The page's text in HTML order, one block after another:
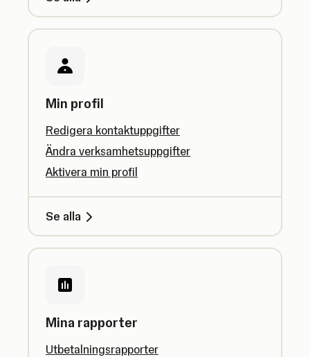
Min profil
Redigera kontaktuppgifter
Ändra verksamhetsuppgifter
Aktivera min profil
Se alla
Mina rapporter
Utbetalningsrapporter